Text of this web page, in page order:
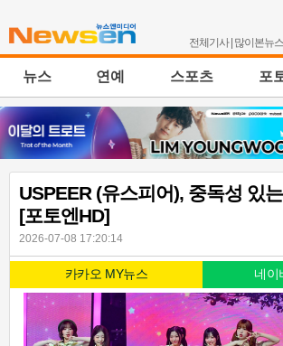
전체기사| 많이본뉴스
뉴스 연예 스포츠 포
USPEER (유스피어), 중독성 있
[포토엔HD]
2026-07-08 17:20:14
카카오 MY뉴스 네이